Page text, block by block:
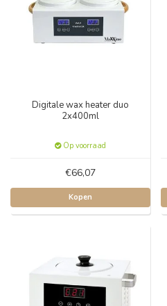
Digitale wax heater duo
2x400ml
Op voorraad
€66,07
Kopen